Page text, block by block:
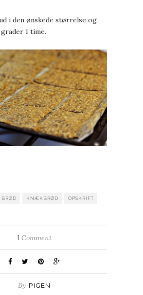
i den ønskede størrelse og
1 time.
BRØD KNÆKBRØD OPSKRIFT
1 Comment
By PIGEN